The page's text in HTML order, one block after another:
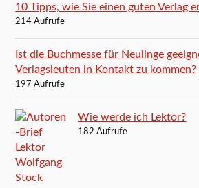
10 Tipps, wie Sie einen guten Verlag
214 Aufrufe
Ist die Buchmesse für Neulinge
Verlagsleuten in Kontakt zu kommen?
197 Aufrufe
Wie werde ich Lektor?
182 Aufrufe